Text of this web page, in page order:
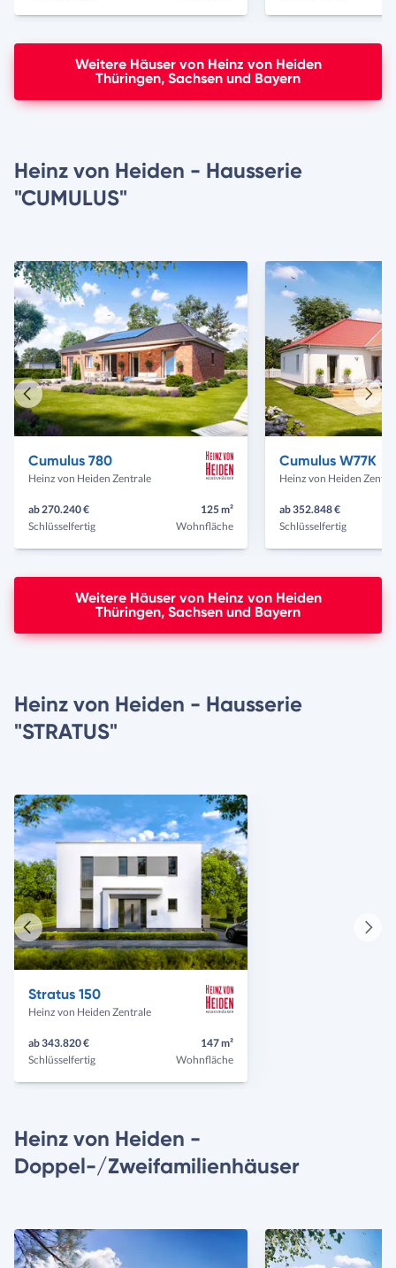
Weitere Häuser von Heinz von Heiden
Thüringen, Sachsen und Bayern
Heinz von Heiden - Hausserie
"CUMULUS"
Cumulus 780
Heinz von Heiden Zentrale
ab 270.240 €
Schlüsselfertig
125 m²
Wohnfläche
Cumulus W77K
Heinz von Heiden
ab 352.848 €
Schlüsselfertig
Vorheriges
Haus
Haus
Weitere Häuser von Heinz von Heiden
Thüringen, Sachsen und Bayern
Heinz von Heiden - Hausserie
"STRATUS"
Stratus 150
Heinz von Heiden Zentrale
ab 343.820 €
Schlüsselfertig
147 m²
Wohnfläche
Vorheriges
Haus
Heinz von Heiden -
Doppel-/Zweifamilienhäuser